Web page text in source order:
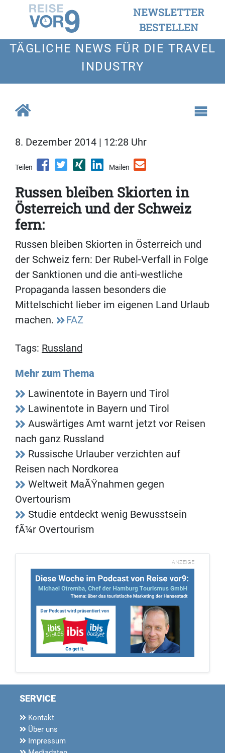
NEWSLETTER
BESTELLEN
TÄGLICHE NEWS FÜR DIE TRAVEL
INDUSTRY
8. Dezember 2014 | 12:28 Uhr
Teilen Mailen
Russen bleiben Skiorten in
Österreich und der Schweiz
fern:
Russen bleiben Skiorten in Österreich und
der Schweiz fern: Der Rubel-Verfall in Folge
der Sanktionen und die anti-westliche
Propaganda lassen besonders die
Mittelschicht lieber im eigenen Land Urlaub
machen.
FAZ
Tags: Russland
Mehr zum Thema
Lawinentote in Bayern und Tirol
Lawinentote in Bayern und Tirol
Auswärtiges Amt warnt jetzt vor Reisen
nach ganz Russland
Russische Urlauber verzichten auf
Reisen nach Nordkorea
Weltweit MaÃŸnahmen gegen
Overtourism
Studie entdeckt wenig Bewusstsein
fÃ¼r Overtourism
ANZEIGE
SERVICE
Kontakt
Über uns
Impressum